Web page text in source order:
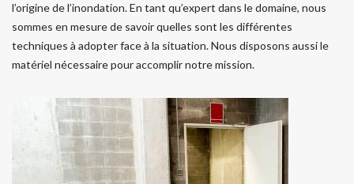
l’origine de l’inondation. En tant qu’expert dans le domaine, nous
sommes en mesure de savoir quelles sont les différentes
techniques à adopter face à la situation. Nous disposons aussi le
matériel nécessaire pour accomplir notre mission.